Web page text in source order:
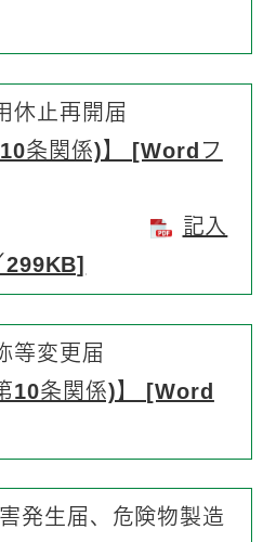
休止再開届
10条関係)】 [Wordフ
記入
等変更届
10条関係)】 [Word
発生届、危険物製造